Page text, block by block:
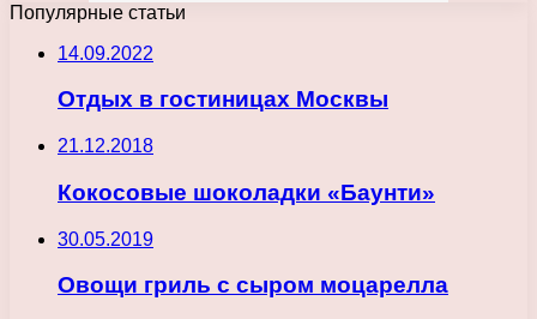
Популярные статьи
14.09.2022
Отдых в гостиницах Москвы
21.12.2018
Кокосовые шоколадки «Баунти»
30.05.2019
Овощи гриль с сыром моцарелла